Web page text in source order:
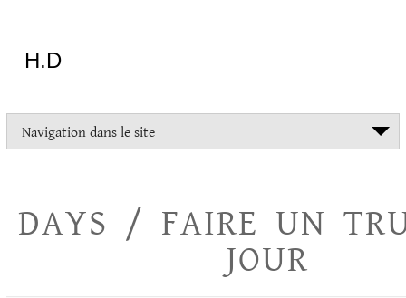
H.D
tout
essayer
Navigation dans le site
DAYS / FAIRE UN
JOUR